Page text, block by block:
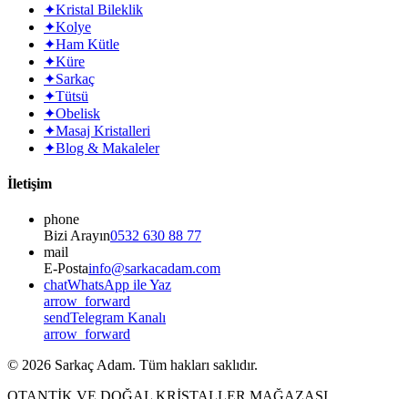
✦Kristal Bileklik
✦Kolye
✦Ham Kütle
✦Küre
✦Sarkaç
✦Tütsü
✦Obelisk
✦Masaj Kristalleri
✦Blog & Makaleler
İletişim
phone
Bizi Arayın0532 630 88 77
mail
E-Postainfo@sarkacadam.com
chatWhatsApp ile Yaz
arrow_forward
sendTelegram Kanalı
arrow_forward
© 2026 Sarkaç Adam. Tüm hakları saklıdır.